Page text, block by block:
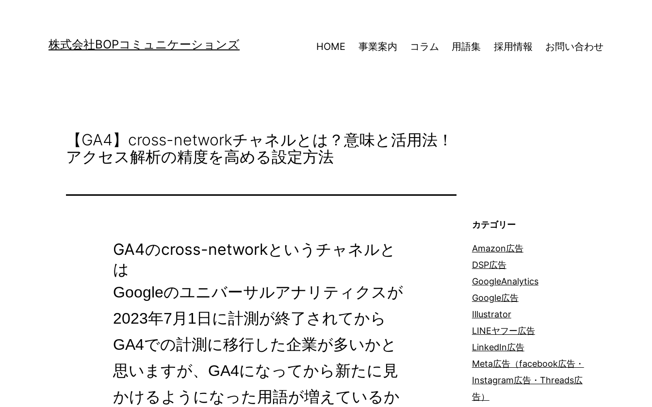
株式会社BOPコミュニケーションズ HOME 事業案内 コラム 用語集 採用情報 お問い合わせ
【GA4】cross-networkチャネルとは？意味と活用法！
アクセス解析の精度を高める設定方法
GA4のcross-networkというチャネルと
は
Googleのユニバーサルアナリティクスが
2023年7月1日に計測が終了されてから
GA4での計測に移行した企業が多いかと
思いますが、GA4になってから新たに見
かけるようになった用語が増えているか
カテゴリー
Amazon広告
DSP広告
GoogleAnalytics
Google広告
Illustrator
LINEヤフー広告
LinkedIn広告
Meta広告（facebook広告・
Instagram広告・Threads広
告）